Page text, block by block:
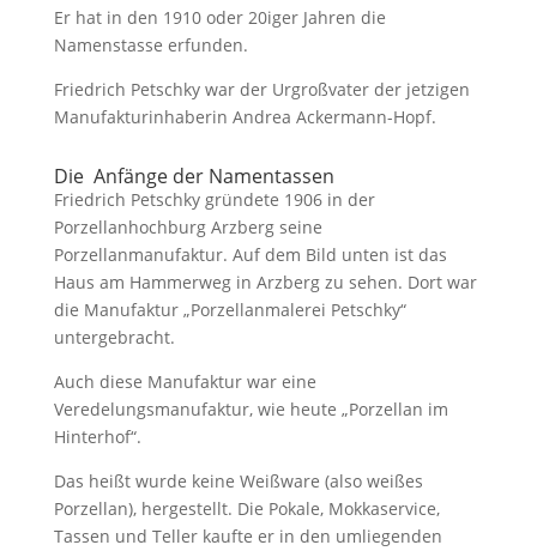
Er hat in den 1910 oder 20iger Jahren die
Namenstasse erfunden.
Friedrich Petschky war der Urgroßvater der jetzigen
Manufakturinhaberin Andrea Ackermann-Hopf.
Die Anfänge der Namentassen
Friedrich Petschky gründete 1906 in der
Porzellanhochburg Arzberg seine
Porzellanmanufaktur. Auf dem Bild unten ist das
Haus am Hammerweg in Arzberg zu sehen. Dort war
die Manufaktur „Porzellanmalerei Petschky“
untergebracht.
Auch diese Manufaktur war eine
Veredelungsmanufaktur, wie heute „Porzellan im
Hinterhof“.
Das heißt wurde keine Weißware (also weißes
Porzellan), hergestellt. Die Pokale, Mokkaservice,
Tassen und Teller kaufte er in den umliegenden